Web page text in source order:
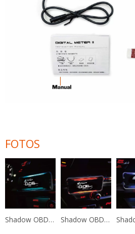
FOTOS
Shadow OBD2 Diagnoseschirm mit mehreren Funktionen Shadow OBD2 Diagnoseschirm mit mehreren Funktionen